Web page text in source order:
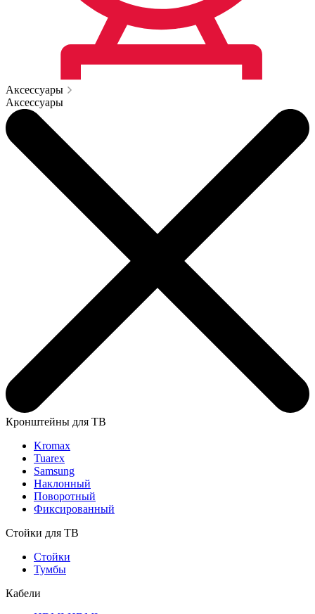
Аксессуары
Аксессуары
Кронштейны для ТВ
Kromax
Tuarex
Samsung
Наклонный
Поворотный
Фиксированный
Стойки для ТВ
Стойки
Тумбы
Кабели